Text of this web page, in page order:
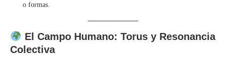
o formas.
El Campo Humano: Torus y Resonancia
Colectiva